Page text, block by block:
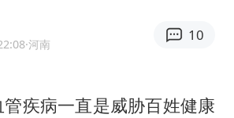
上海轨交全网络地面高架区段限速运行
白海豚5次眼壁置换
·河南
10
疾病一直是威胁百姓健康